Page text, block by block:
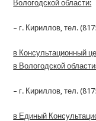
Вологодской области:
– г. Кириллов, тел.
в Консультационный
в Вологодской
– г. Кириллов, тел.
в Единый